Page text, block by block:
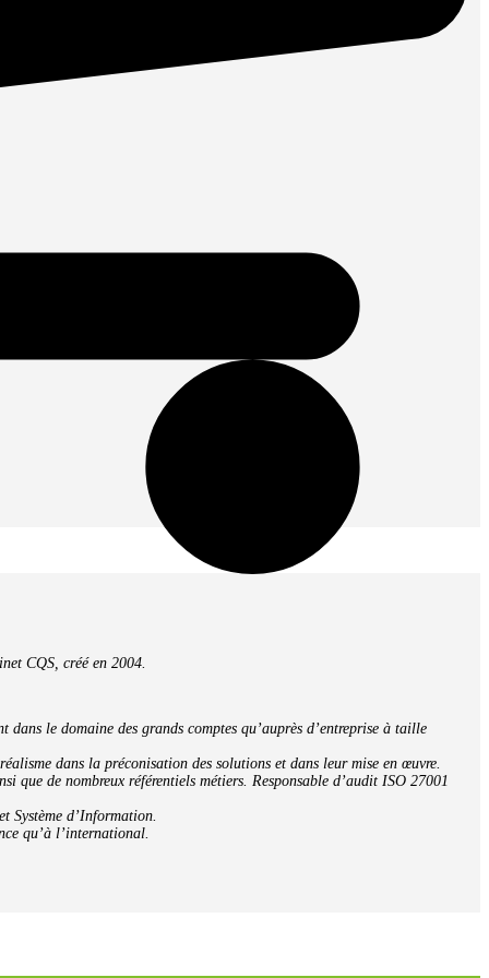
CQS, créé en 2004.
le domaine des grands comptes qu’auprès d’entreprise à taille
dans la préconisation des solutions et dans leur mise en œuvre.
de nombreux référentiels métiers. Responsable d’audit ISO 27001
Système d’Information.
qu’à l’international.